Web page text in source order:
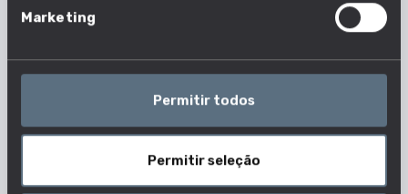
Marketing
Permitir todos
Permitir seleção